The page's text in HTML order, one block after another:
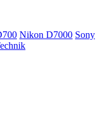
Nikon D7000 Sony